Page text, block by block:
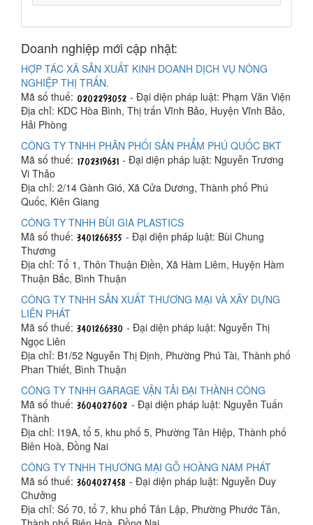
Doanh nghiệp mới cập nhật:
HỢP TÁC XÃ SẢN XUẤT KINH DOANH DỊCH VỤ NÔNG
NGHIỆP THỊ TRẤN.
Mã số thuế:
- Đại diện pháp luật: Phạm Văn Viện
Địa chỉ: KDC Hòa Bình, Thị trấn Vĩnh Bảo, Huyện Vĩnh Bảo,
Hải Phòng
CÔNG TY TNHH PHÂN PHỐI SẢN PHẨM PHÚ QUỐC BKT
Mã số thuế:
- Đại diện pháp luật: Nguyễn Trương
Vi Thảo
Địa chỉ: 2/14 Gành Gió, Xã Cửa Dương, Thành phố Phú
Quốc, Kiên Giang
CÔNG TY TNHH BÙI GIA PLASTICS
Mã số thuế:
- Đại diện pháp luật: Bùi Chung
Thương
Địa chỉ: Tổ 1, Thôn Thuận Điền, Xã Hàm Liêm, Huyện Hàm
Thuận Bắc, Bình Thuận
CÔNG TY TNHH SẢN XUẤT THƯƠNG MẠI VÀ XÂY DỰNG
LIÊN PHÁT
Mã số thuế:
- Đại diện pháp luật: Nguyễn Thị
Ngọc Liên
Địa chỉ: B1/52 Nguyễn Thị Định, Phường Phú Tài, Thành phố
Phan Thiết, Bình Thuận
CÔNG TY TNHH GARAGE VẬN TẢI ĐẠI THÀNH CÔNG
Mã số thuế:
- Đại diện pháp luật: Nguyễn Tuấn
Thành
Địa chỉ: I19A, tổ 5, khu phố 5, Phường Tân Hiệp, Thành phố
Biên Hoà, Đồng Nai
CÔNG TY TNHH THƯƠNG MẠI GỖ HOÀNG NAM PHÁT
Mã số thuế:
- Đại diện pháp luật: Nguyễn Duy
Chưởng
Địa chỉ: Số 70, tổ 7, khu phố Tân Lập, Phường Phước Tân,